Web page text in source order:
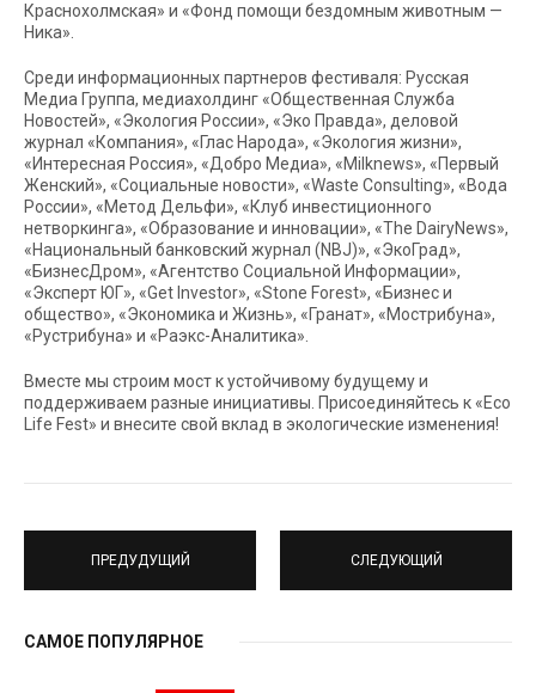
Краснохолмская» и «Фонд помощи бездомным животным —
Ника».
Среди информационных партнеров фестиваля: Русская
Медиа Группа, медиахолдинг «Общественная Служба
Новостей», «Экология России», «Эко Правда», деловой
журнал «Компания», «Глас Народа», «Экология жизни»,
«Интересная Россия», «Добро Медиа», «Milknews», «Первый
Женский», «Социальные новости», «Waste Consulting», «Вода
России», «Метод Дельфи», «Клуб инвестиционного
нетворкинга», «Образование и инновации», «The DairyNews»,
«Национальный банковский журнал (NBJ)», «ЭкоГрад»,
«БизнесДром», «Агентство Социальной Информации»,
«Эксперт ЮГ», «Get Investor», «Stone Forest», «Бизнес и
общество», «Экономика и Жизнь», «Гранат», «Мострибуна»,
«Рустрибуна» и «Раэкс-Аналитика».
Вместе мы строим мост к устойчивому будущему и
поддерживаем разные инициативы. Присоединяйтесь к «Eco
Life Fest» и внесите свой вклад в экологические изменения!
ПРЕДУДУЩИЙ СЛЕДУЮЩИЙ
САМОЕ ПОПУЛЯРНОЕ